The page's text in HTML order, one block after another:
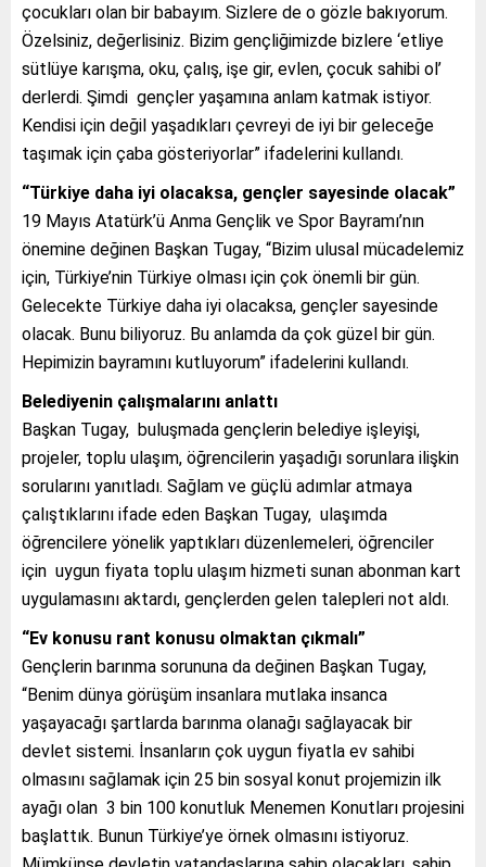
çocukları olan bir babayım. Sizlere de o gözle bakıyorum.
Özelsiniz, değerlisiniz. Bizim gençliğimizde bizlere ‘etliye
sütlüye karışma, oku, çalış, işe gir, evlen, çocuk sahibi ol’
derlerdi. Şimdi gençler yaşamına anlam katmak istiyor.
Kendisi için değil yaşadıkları çevreyi de iyi bir geleceğe
taşımak için çaba gösteriyorlar” ifadelerini kullandı.
“Türkiye daha iyi olacaksa, gençler sayesinde olacak”
19 Mayıs Atatürk’ü Anma Gençlik ve Spor Bayramı’nın
önemine değinen Başkan Tugay, “Bizim ulusal mücadelemiz
için, Türkiye’nin Türkiye olması için çok önemli bir gün.
Gelecekte Türkiye daha iyi olacaksa, gençler sayesinde
olacak. Bunu biliyoruz. Bu anlamda da çok güzel bir gün.
Hepimizin bayramını kutluyorum” ifadelerini kullandı.
Belediyenin çalışmalarını anlattı
Başkan Tugay, buluşmada gençlerin belediye işleyişi,
projeler, toplu ulaşım, öğrencilerin yaşadığı sorunlara ilişkin
sorularını yanıtladı. Sağlam ve güçlü adımlar atmaya
çalıştıklarını ifade eden Başkan Tugay, ulaşımda
öğrencilere yönelik yaptıkları düzenlemeleri, öğrenciler
için uygun fiyata toplu ulaşım hizmeti sunan abonman kart
uygulamasını aktardı, gençlerden gelen talepleri not aldı.
“Ev konusu rant konusu olmaktan çıkmalı”
Gençlerin barınma sorununa da değinen Başkan Tugay,
“Benim dünya görüşüm insanlara mutlaka insanca
yaşayacağı şartlarda barınma olanağı sağlayacak bir
devlet sistemi. İnsanların çok uygun fiyatla ev sahibi
olmasını sağlamak için 25 bin sosyal konut projemizin ilk
ayağı olan 3 bin 100 konutluk Menemen Konutları projesini
başlattık. Bunun Türkiye’ye örnek olmasını istiyoruz.